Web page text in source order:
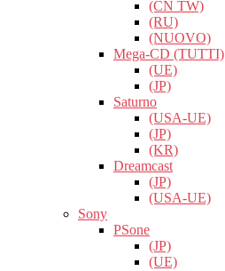
(CN TW)
(RU)
(NUOVO)
Mega-CD (TUTTI)
(UE)
(JP)
Saturno
(USA-UE)
(JP)
(KR)
Dreamcast
(JP)
(USA-UE)
Sony
PSone
(JP)
(UE)